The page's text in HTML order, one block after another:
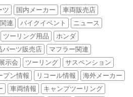
ツ 国内メーカー
車両販売店
連 バイクイベント
ニュース
ツーリング用品
ホンダ
パーツ販売店
マフラー関連
展示会 ツーリング
サスペンション
プン情報 リコール情報
海外メーカー
車両情報
キャンプツーリング